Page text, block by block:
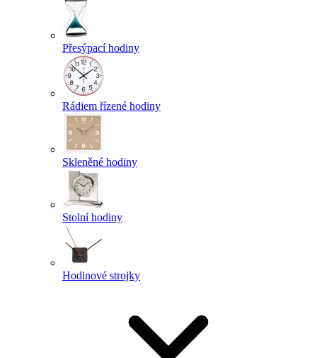
Přesýpací hodiny
Rádiem řízené hodiny
Skleněné hodiny
Stolní hodiny
Hodinové strojky